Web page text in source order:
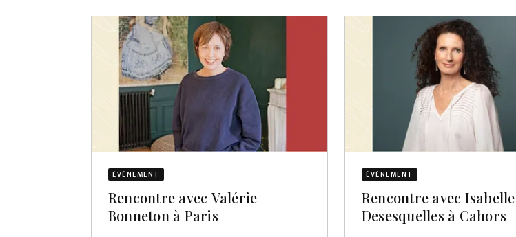
ÉVÈNEMENT
Rencontre avec Valérie
Bonneton à Paris
ÉVÈNEMENT
Rencontre avec Isabelle
Desesquelles à Cahors